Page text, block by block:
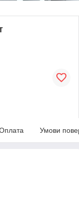
Умови